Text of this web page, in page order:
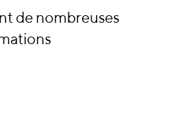
de nombreuses